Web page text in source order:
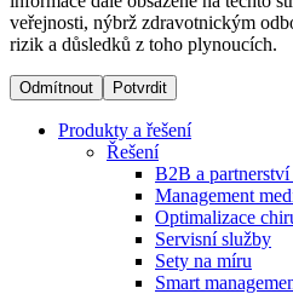
Produktový katalog​
Objevte naše produkty.
Braun s našim kompletním
B. Braun Avitum poskytuje
svých střediscích v České
dozvíte na stránkách
Zůstaňte v dialogu s B.
veřejnosti, nýbrž zdravotnickým
rizik a důsledků z toho plynoucích.
Odmítnout Potvrdit
Produkty a řešení
Řešení
B2B a
Management
Optimalizace
Servisní služby
Sety na míru
Smart